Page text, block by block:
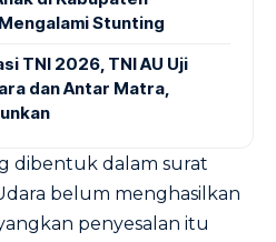
Stunting
TNI 2026, TNI AU Uji
dan Antar Matra,
dibentuk dalam surat
belum menghasilkan
penyesalan itu